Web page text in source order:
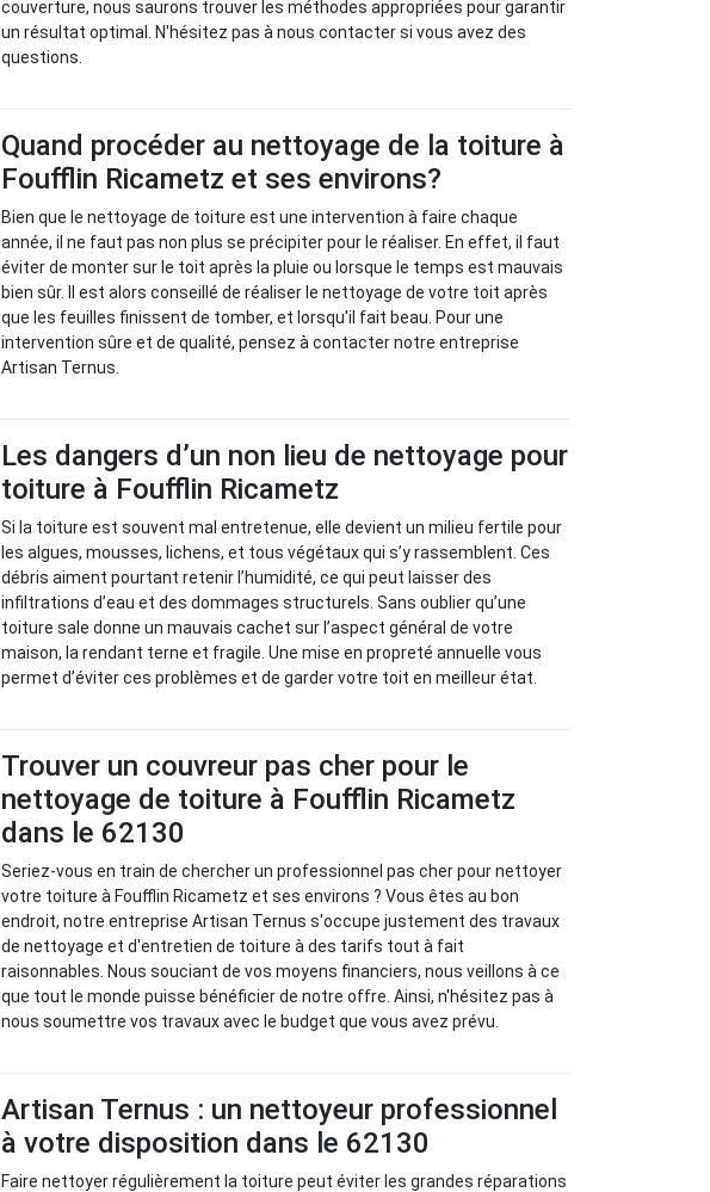
couverture, nous saurons trouver les méthodes appropriées pour garantir
un résultat optimal. N'hésitez pas à nous contacter si vous avez des
questions.
Quand procéder au nettoyage de la toiture à
Foufflin Ricametz et ses environs?
Bien que le nettoyage de toiture est une intervention à faire chaque
année, il ne faut pas non plus se précipiter pour le réaliser. En effet, il faut
éviter de monter sur le toit après la pluie ou lorsque le temps est mauvais
bien sûr. Il est alors conseillé de réaliser le nettoyage de votre toit après
que les feuilles finissent de tomber, et lorsqu'il fait beau. Pour une
intervention sûre et de qualité, pensez à contacter notre entreprise
Artisan Ternus.
Les dangers d’un non lieu de nettoyage pour
toiture à Foufflin Ricametz
Si la toiture est souvent mal entretenue, elle devient un milieu fertile pour
les algues, mousses, lichens, et tous végétaux qui s’y rassemblent. Ces
débris aiment pourtant retenir l’humidité, ce qui peut laisser des
infiltrations d’eau et des dommages structurels. Sans oublier qu’une
toiture sale donne un mauvais cachet sur l’aspect général de votre
maison, la rendant terne et fragile. Une mise en propreté annuelle vous
permet d’éviter ces problèmes et de garder votre toit en meilleur état.
Trouver un couvreur pas cher pour le
nettoyage de toiture à Foufflin Ricametz
dans le 62130
Seriez-vous en train de chercher un professionnel pas cher pour nettoyer
votre toiture à Foufflin Ricametz et ses environs ? Vous êtes au bon
endroit, notre entreprise Artisan Ternus s'occupe justement des travaux
de nettoyage et d'entretien de toiture à des tarifs tout à fait
raisonnables. Nous souciant de vos moyens financiers, nous veillons à ce
que tout le monde puisse bénéficier de notre offre. Ainsi, n'hésitez pas à
nous soumettre vos travaux avec le budget que vous avez prévu.
Artisan Ternus : un nettoyeur professionnel
à votre disposition dans le 62130
Faire nettoyer régulièrement la toiture peut éviter les grandes réparations